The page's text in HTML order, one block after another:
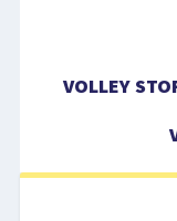
VOLLEY